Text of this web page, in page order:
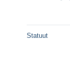
Statuut